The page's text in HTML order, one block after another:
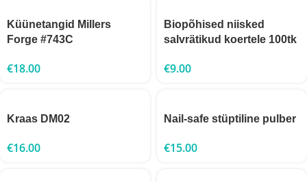
Küünetangid Millers
Forge #743C
€18.00
Biopõhised niisked
salvrätikud koertele 100tk
€9.00
Kraas DM02
€16.00
Nail-safe stüptiline pulber
€15.00